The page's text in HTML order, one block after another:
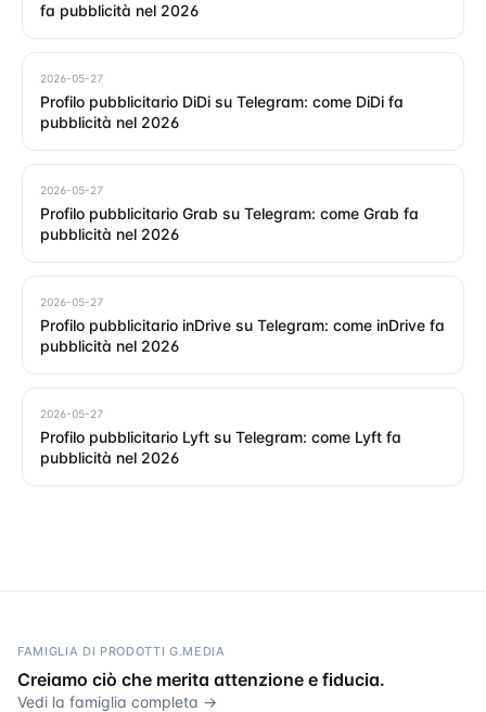
fa pubblicità nel 2026
2026-05-27
Profilo pubblicitario DiDi su Telegram: come DiDi fa
pubblicità nel 2026
2026-05-27
Profilo pubblicitario Grab su Telegram: come Grab fa
pubblicità nel 2026
2026-05-27
Profilo pubblicitario inDrive su Telegram: come inDrive fa
pubblicità nel 2026
2026-05-27
Profilo pubblicitario Lyft su Telegram: come Lyft fa
pubblicità nel 2026
FAMIGLIA DI PRODOTTI G.MEDIA
Creiamo ciò che merita attenzione e fiducia.
Vedi la famiglia completa →